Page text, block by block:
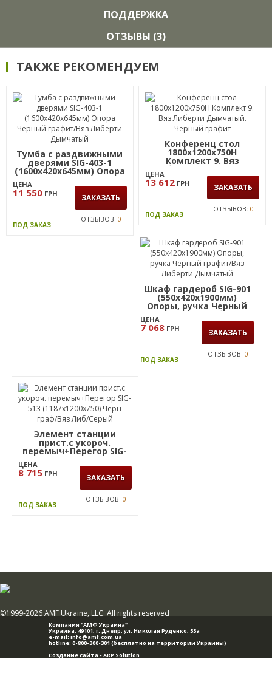
ПОДДЕРЖКА
ОТЗЫВЫ (3)
ТАКЖЕ РЕКОМЕНДУЕМ
Тумба с раздвижными
дверями SIG-403-1
(1600х420х645мм) Опора
Черный графит/Вяз
Либерти Дымчатый
ЦЕНА
11 550 ГРН ЗАКАЗАТЬ
ПОД ЗАКАЗ
ОТЗЫВОВ: 0
Конференц стол
1800х1200х750H
Комплект 9. Вяз
Либерти Дымчатый.
Черный графит
ЦЕНА
13 612 ГРН ЗАКАЗАТЬ
ПОД ЗАКАЗ
ОТЗЫВОВ: 0
Шкаф гардероб SIG-901
(550х420х1900мм)
Опоры, ручка Черный
графит/Вяз Либерти
Дымчатый
ЦЕНА
7 068 ГРН ЗАКАЗАТЬ
ПОД ЗАКАЗ
ОТЗЫВОВ:0
Элемент станции
прист.с укороч.
перемыч+Перегор SIG-
513 (1187х1200х750) Черн
граф/Вяз Либ/Серый
ЦЕНА
8 715 ГРН ЗАКАЗАТЬ
ПОД ЗАКАЗ
ОТЗЫВОВ:0
Компания "АМФ Украина"
Украина, 49101, г. Днепр,ул. Николая Руденко, 53а
e-mail: info@amf.com.ua
hotline: 0-800-300-301 (бесплатно на территории Украины)
Создание сайта -ARP Solution
©1999-2026 AMF Ukraine, LLC. All rights reserved